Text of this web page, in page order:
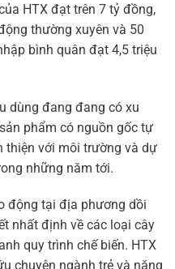
HTX đạt trên 7 tỷ đồng,
thường xuyên và 50
bình quân đạt 4,5 triệu
dùng đang đang có xu
phẩm có nguồn gốc tự
thiện với môi trường và dự
những năm tới.
động tại địa phương dồi
nhất định về các loại cây
quy trình chế biến. HTX
chuyên ngành trẻ và năng